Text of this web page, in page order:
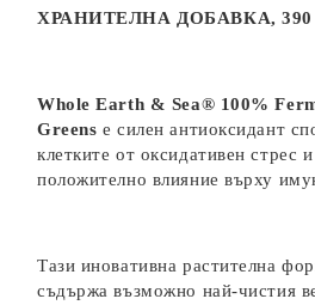
ХРАНИТЕЛНА ДОБАВКА,390
Whole Earth & Sea® 100%
Greens е силен антиоксидант
клетките от оксидативен стрес
положително влияние върху
Тази иновативна растителна
съдържа възможно най-чистия